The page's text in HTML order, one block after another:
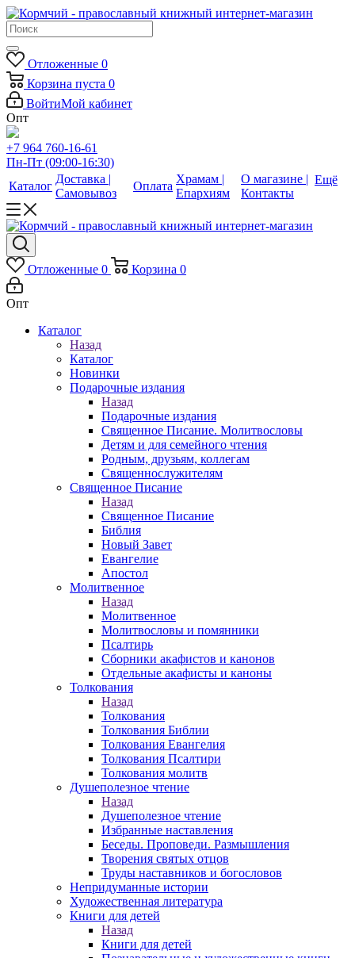
Отложенные 0
Корзина пуста 0
ВойтиМой кабинет
Опт
+7 964 760-16-61
Пн-Пт (09:00-16:30)
Каталог
Доставка |
Самовывоз
Оплата
Храмам |
Епархиям
О магазине |
Контакты
Ещё
Отложенные 0 Корзина 0
Опт
Каталог
Назад
Каталог
Новинки
Подарочные издания
Назад
Подарочные издания
Священное Писание. Молитвословы
Детям и для семейного чтения
Родным, друзьям, коллегам
Священнослужителям
Священное Писание
Назад
Священное Писание
Библия
Новый Завет
Евангелие
Апостол
Молитвенное
Назад
Молитвенное
Молитвословы и помянники
Псалтирь
Сборники акафистов и канонов
Отдельные акафисты и каноны
Толкования
Назад
Толкования
Толкования Библии
Толкования Евангелия
Толкования Псалтири
Толкования молитв
Душеполезное чтение
Назад
Душеполезное чтение
Избранные наставления
Беседы. Проповеди. Размышления
Творения святых отцов
Труды наставников и богословов
Непридуманные истории
Художественная литература
Книги для детей
Назад
Книги для детей